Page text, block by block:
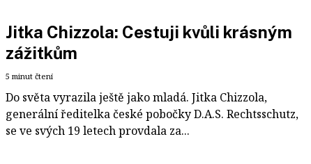
Jitka Chizzola: Cestuji kvůli krásným
zážitkům
5 minut čtení
Do světa vyrazila ještě jako mladá. Jitka Chizzola,
generální ředitelka české pobočky D.A.S. Rechtsschutz,
se ve svých 19 letech provdala za...